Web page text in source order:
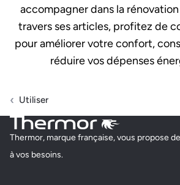
accompagner dans la
travers ses articles, profitez de
pour améliorer votre confort,
réduire vos dépenses
Utiliser
Thermor, marque française, vous propose
à vos besoins.